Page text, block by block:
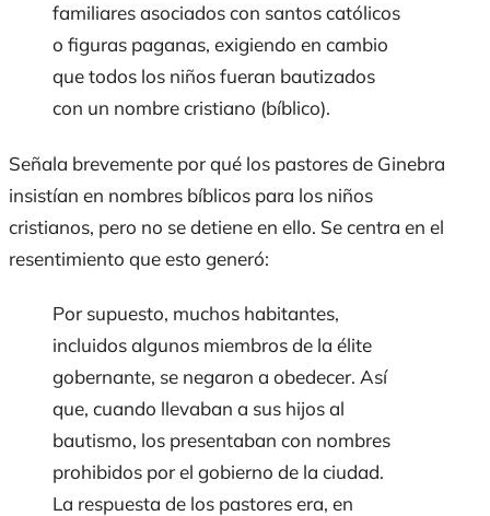
familiares asociados con santos católicos
o figuras paganas, exigiendo en cambio
que todos los niños fueran bautizados
con un nombre cristiano (bíblico).
Señala brevemente por qué los pastores de Ginebra
insistían en nombres bíblicos para los niños
cristianos, pero no se detiene en ello. Se centra en el
resentimiento que esto generó:
Por supuesto, muchos habitantes,
incluidos algunos miembros de la élite
gobernante, se negaron a obedecer. Así
que, cuando llevaban a sus hijos al
bautismo, los presentaban con nombres
prohibidos por el gobierno de la ciudad.
La respuesta de los pastores era, en